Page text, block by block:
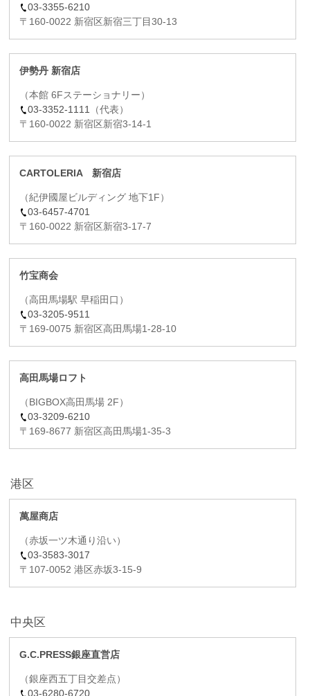
03-3355-6210
〒160-0022 新宿区新宿三丁目30-13
伊勢丹 新宿店
（本館 6Fステーショナリー）
03-3352-1111
（代表）
〒160-0022 新宿区新宿3-14-1
CARTOLERIA 新宿店
（紀伊國屋ビルディング 地下1F）
03-6457-4701
〒160-0022 新宿区新宿3-17-7
竹宝商会
（高田馬場駅 早稲田口）
03-3205-9511
〒169-0075 新宿区高田馬場1-28-10
高田馬場ロフト
（BIGBOX高田馬場 2F）
03-3209-6210
〒169-8677 新宿区高田馬場1-35-3
港区
萬屋商店
（赤坂一ツ木通り沿い）
03-3583-3017
〒107-0052 港区赤坂3-15-9
中央区
G.C.PRESS銀座直営店
（銀座西五丁目交差点）
03-6280-6720